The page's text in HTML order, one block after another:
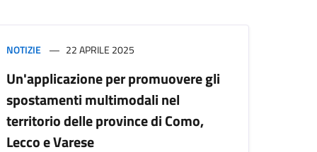
NOTIZIE 22 APRILE 2025
Un'applicazione per promuovere gli
spostamenti multimodali nel
territorio delle province di Como,
Lecco e Varese